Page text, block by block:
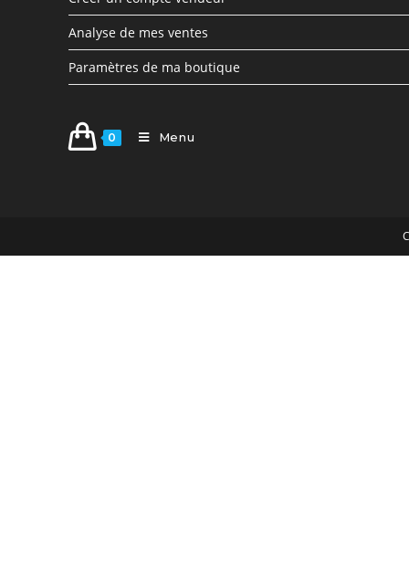
Analyse de mes ventes
Paramètres de ma boutique
0 Menu